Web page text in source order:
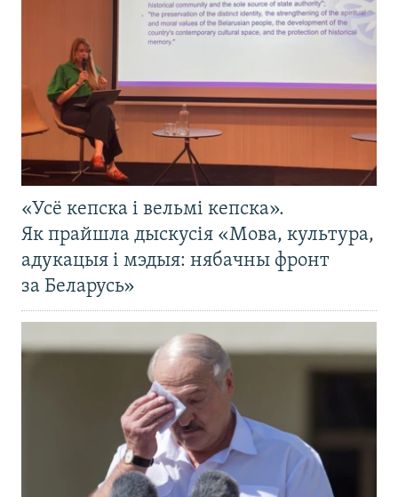
«Усё кепска і вельмі кепска».
Як прайшла дыскусія «Мова, культура,
адукацыя і мэдыя: нябачны фронт
за Беларусь»